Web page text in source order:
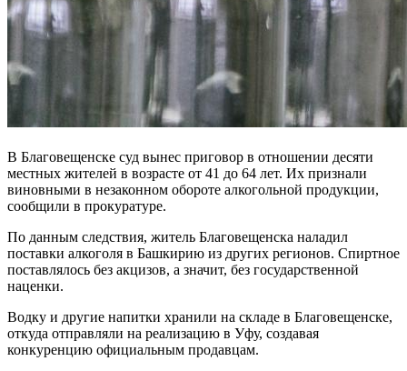
В Благовещенске суд вынес приговор в отношении десяти
местных жителей в возрасте от 41 до 64 лет. Их признали
виновными в незаконном обороте алкогольной продукции,
сообщили в прокуратуре.
По данным следствия, житель Благовещенска наладил
поставки алкоголя в Башкирию из других регионов. Спиртное
поставлялось без акцизов, а значит, без государственной
наценки.
Водку и другие напитки хранили на складе в Благовещенске,
откуда отправляли на реализацию в Уфу, создавая
конкуренцию официальным продавцам.